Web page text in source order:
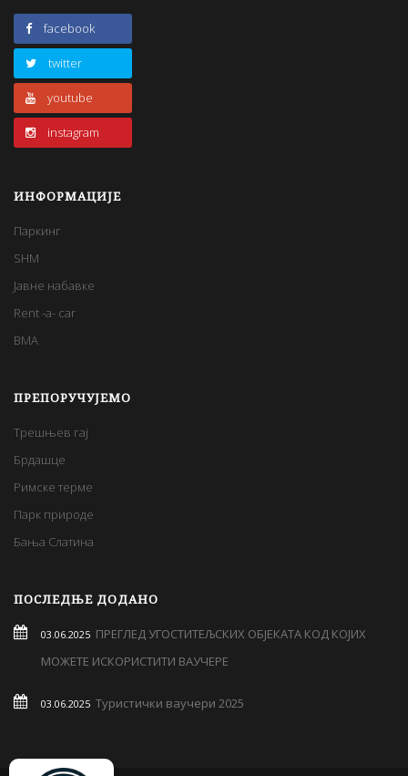
facebook
twitter
youtube
instagram
ИНФОРМАЦИЈЕ
Паркинг
SHM
Јавне набавке
Rent -a- car
BMA
ПРЕПОРУЧУЈЕМО
Трешњев гај
Брдашце
Римске терме
Парк природе
Бања Слатина
ПОСЛЕДЊЕ ДОДАНО
03.06.2025 ПРЕГЛЕД УГОСТИТЕЉСКИХ ОБЈЕКАТА КОД КОЈИХ
МОЖЕТЕ ИСКОРИСТИТИ ВАУЧЕРЕ
03.06.2025 Туристички ваучери 2025